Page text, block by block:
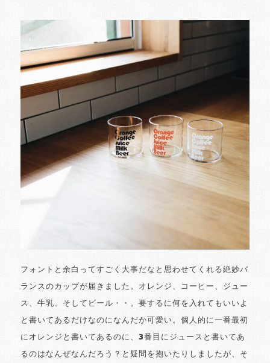
フォントと余白ってすごく大事だなと思わせてくれる絶妙バ
ランスのカップが届きました。オレンジ、コーヒー、ジュー
ス、牛乳、そしてビール・・。要するに何を入れてもいいよ
と書いてあるだけなのになんだか可愛い。個人的に一番最初
にオレンジと書いてあるのに、3番目にジュースと書いてあ
るのはなんぜなんだろう？と疑問を抱いたりしましたが、そ